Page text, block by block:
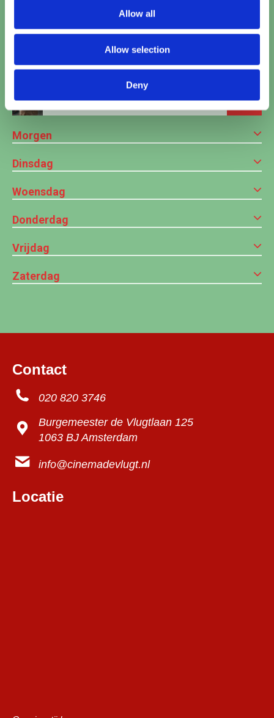
Allow all
Allow selection
Deny
Polis
TICKETS
Morgen
Dinsdag
Woensdag
Donderdag
Vrijdag
Zaterdag
Contact
020 820 3746
Burgemeester de Vlugtlaan 125
1063 BJ Amsterdam
info@cinemadevlugt.nl
Locatie